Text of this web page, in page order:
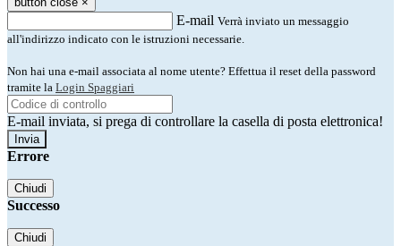
E-mail Verrà inviato un messaggio
all'indirizzo indicato con le istruzioni necessarie.
Non hai una e-mail associata al nome utente? Effettua il reset della password
tramite la Login Spaggiari
E-mail inviata, si prega di controllare la casella di posta elettronica!
Errore
Chiudi
Successo
Chiudi